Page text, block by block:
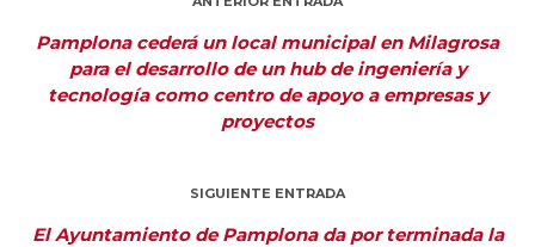
Pamplona cederá un local municipal en Milagrosa
para el desarrollo de un hub de ingeniería y
tecnología como centro de apoyo a empresas y
proyectos
SIGUIENTE ENTRADA
El Ayuntamiento de Pamplona da por terminada la